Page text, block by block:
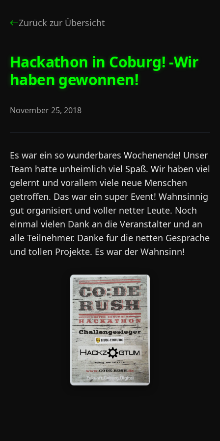
Zurück zur Übersicht
Hackathon in Coburg! -Wir
haben gewonnen!
November 25, 2018
Es war ein so wunderbares Wochenende! Unser
Team hatte unheimlich viel Spaß. Wir haben viel
gelernt und vorallem viele neue Menschen
getroffen. Das war ein super Event! Wahnsinnig
gut organisiert und voller netter Leute. Noch
einmal vielen Dank an die Veranstalter und an
alle Teilnehmer. Danke für die netten Gespräche
und tollen Projekte. Es war der Wahnsinn!